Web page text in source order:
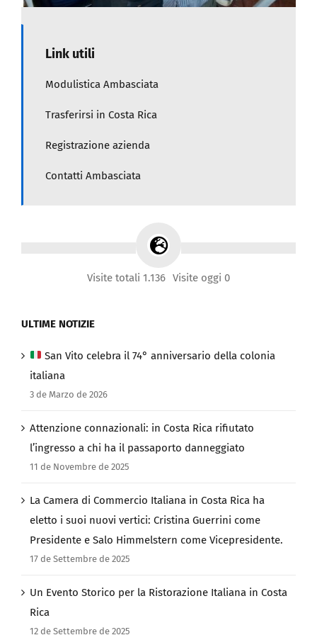
Link utili
Modulistica Ambasciata
Trasferirsi in Costa Rica
Registrazione azienda
Contatti Ambasciata
Visite totali 1.136 Visite oggi 0
ULTIME NOTIZIE
San Vito celebra il 74° anniversario della colonia
italiana
3 de Marzo de 2026
Attenzione connazionali: in Costa Rica rifiutato
l’ingresso a chi ha il passaporto danneggiato
11 de Novembre de 2025
La Camera di Commercio Italiana in Costa Rica ha
eletto i suoi nuovi vertici: Cristina Guerrini come
Presidente e Salo Himmelstern come Vicepresidente.
17 de Settembre de 2025
Un Evento Storico per la Ristorazione Italiana in Costa
Rica
12 de Settembre de 2025